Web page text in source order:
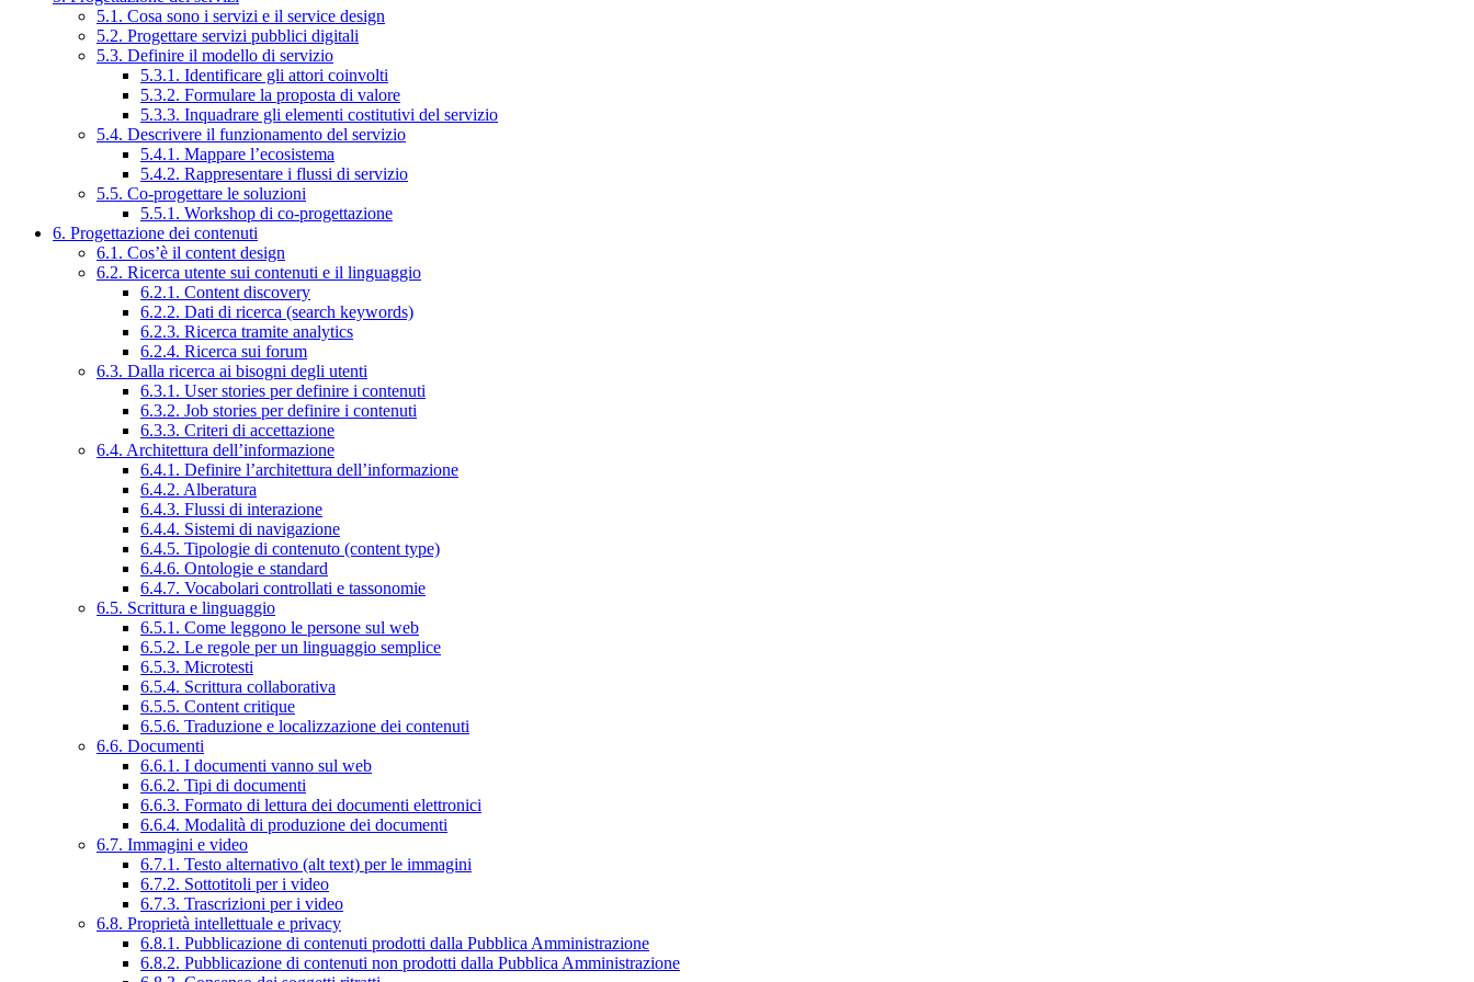
5.1. Cosa sono i servizi e il service design
5.2. Progettare servizi pubblici digitali
5.3. Definire il modello di servizio
5.3.1. Identificare gli attori coinvolti
5.3.2. Formulare la proposta di valore
5.3.3. Inquadrare gli elementi costitutivi del servizio
5.4. Descrivere il funzionamento del servizio
5.4.1. Mappare l’ecosistema
5.4.2. Rappresentare i flussi di servizio
5.5. Co-progettare le soluzioni
5.5.1. Workshop di co-progettazione
6. Progettazione dei contenuti
6.1. Cos’è il content design
6.2. Ricerca utente sui contenuti e il linguaggio
6.2.1. Content discovery
6.2.2. Dati di ricerca (search keywords)
6.2.3. Ricerca tramite analytics
6.2.4. Ricerca sui forum
6.3. Dalla ricerca ai bisogni degli utenti
6.3.1. User stories per definire i contenuti
6.3.2. Job stories per definire i contenuti
6.3.3. Criteri di accettazione
6.4. Architettura dell’informazione
6.4.1. Definire l’architettura dell’informazione
6.4.2. Alberatura
6.4.3. Flussi di interazione
6.4.4. Sistemi di navigazione
6.4.5. Tipologie di contenuto (content type)
6.4.6. Ontologie e standard
6.4.7. Vocabolari controllati e tassonomie
6.5. Scrittura e linguaggio
6.5.1. Come leggono le persone sul web
6.5.2. Le regole per un linguaggio semplice
6.5.3. Microtesti
6.5.4. Scrittura collaborativa
6.5.5. Content critique
6.5.6. Traduzione e localizzazione dei contenuti
6.6. Documenti
6.6.1. I documenti vanno sul web
6.6.2. Tipi di documenti
6.6.3. Formato di lettura dei documenti elettronici
6.6.4. Modalità di produzione dei documenti
6.7. Immagini e video
6.7.1. Testo alternativo (alt text) per le immagini
6.7.2. Sottotitoli per i video
6.7.3. Trascrizioni per i video
6.8. Proprietà intellettuale e privacy
6.8.1. Pubblicazione di contenuti prodotti dalla Pubblica Amministrazione
6.8.2. Pubblicazione di contenuti non prodotti dalla Pubblica Amministrazione